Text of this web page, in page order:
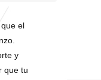
el
y
que tu